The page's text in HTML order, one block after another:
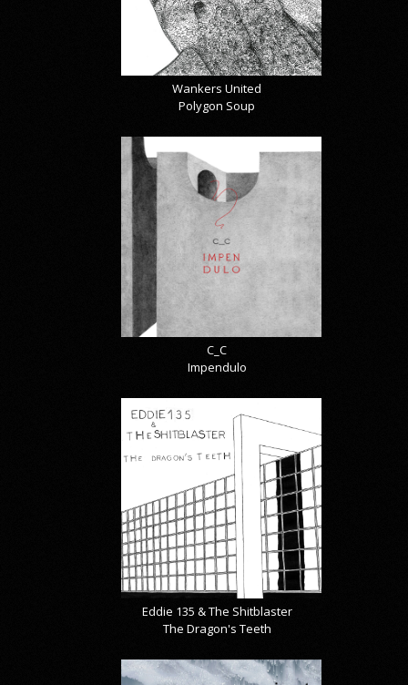
Wankers United
Polygon Soup
C_C
Impendulo
Eddie 135 & The Shitblaster
The Dragon's Teeth